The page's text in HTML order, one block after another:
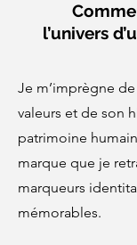
l’univers
Je m’imprègne
valeurs et de son
patrimoine
marque que je
marqueurs
mémorables.